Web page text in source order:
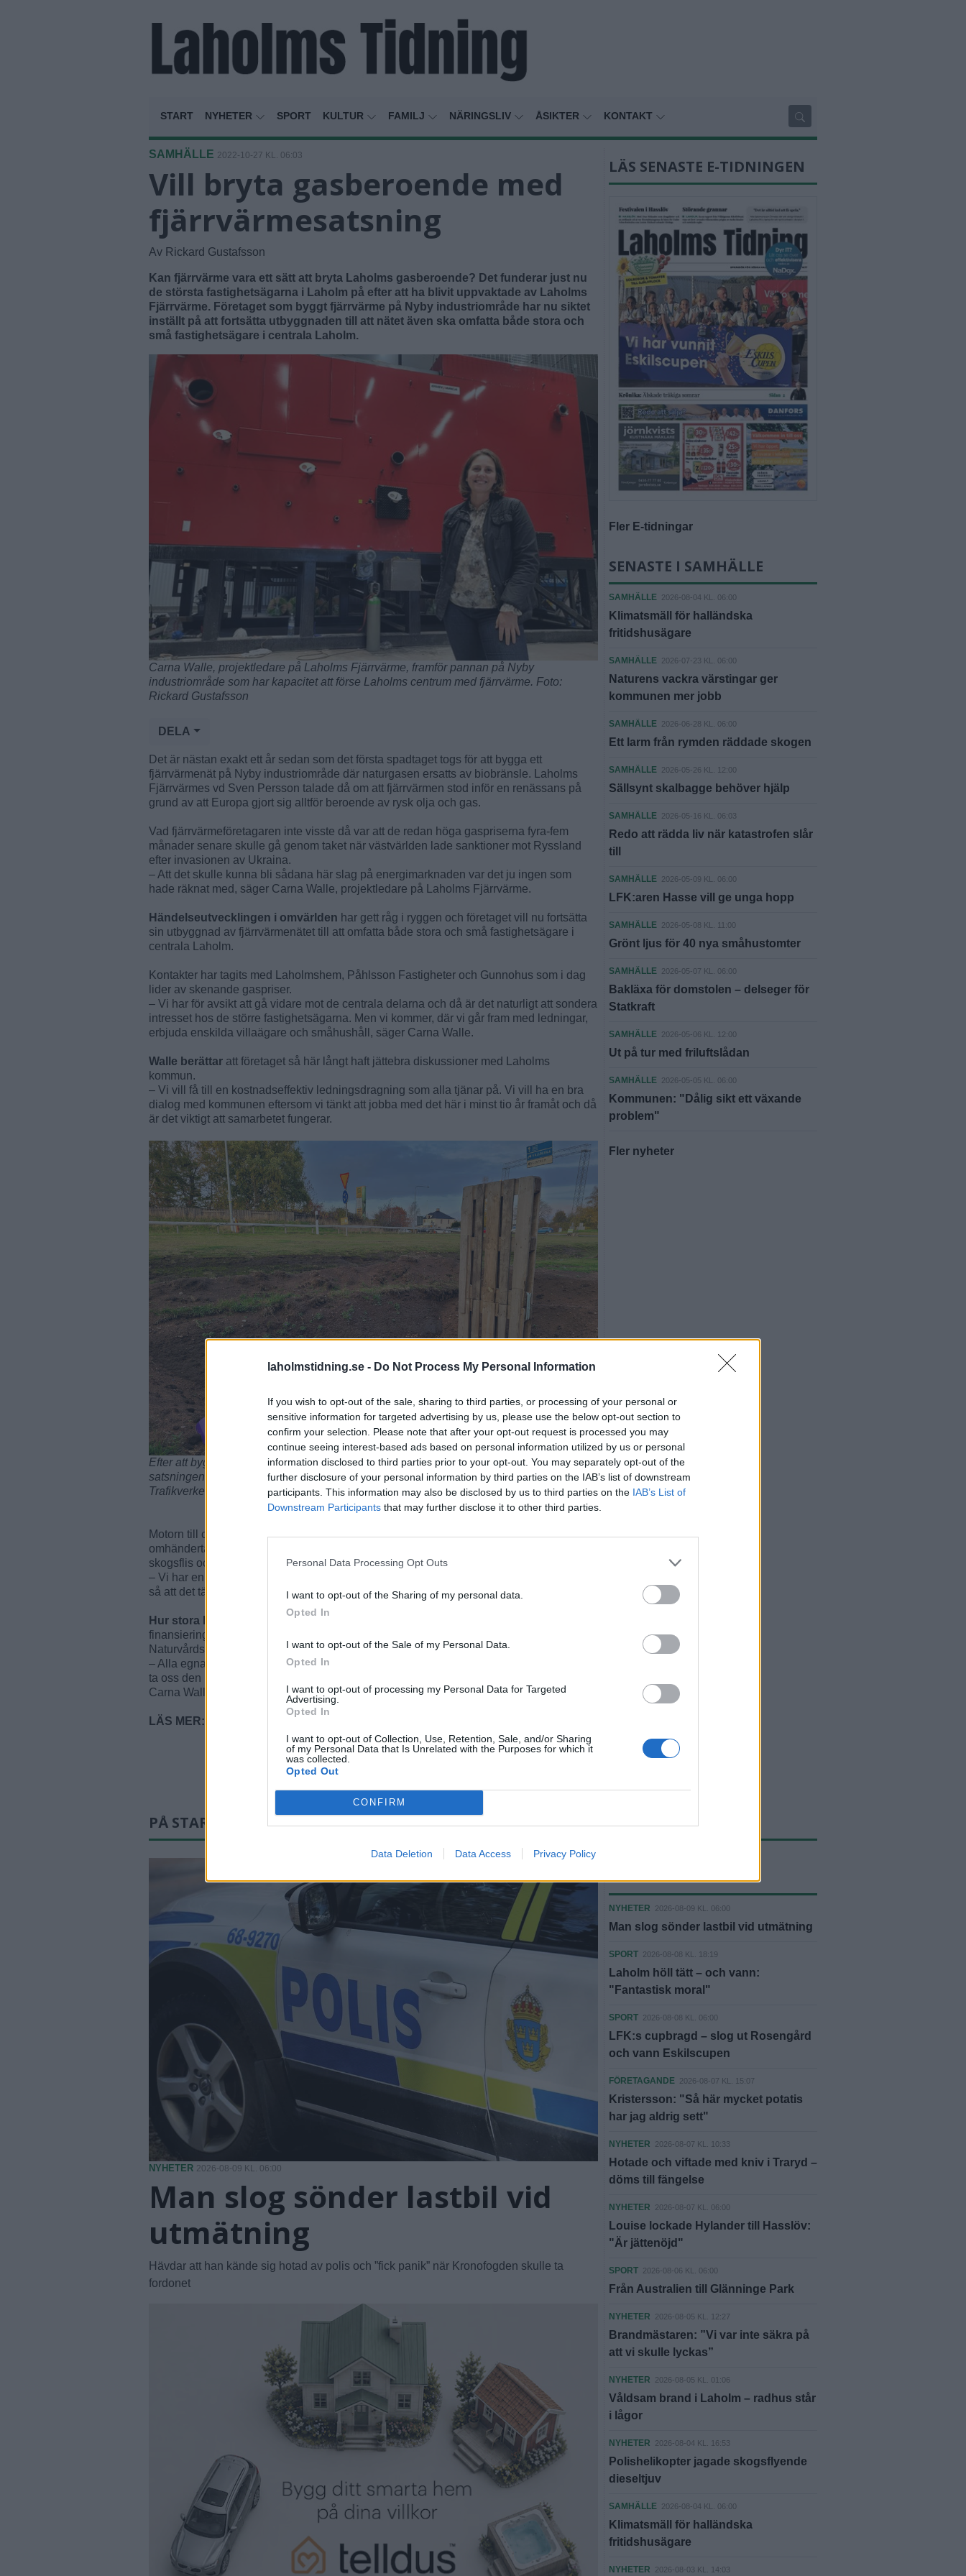
laholmstidning.se - Do Not Process My Personal Information
If you wish to opt-out of the sale, sharing to third parties, or processing of your personal or
sensitive information for targeted advertising by us, please use the below opt-out section to
confirm your selection. Please note that after your opt-out request is processed you may
continue seeing interest-based ads based on personal information utilized by us or personal
information disclosed to third parties prior to your opt-out. You may separately opt-out of the
further disclosure of your personal information by third parties on the IAB’s list of downstream
participants. This information may also be disclosed by us to third parties on the IAB’s List of
Downstream Participants that may further disclose it to other third parties.
Personal Data Processing Opt Outs
I want to opt-out of the Sharing of my personal data.
Opted In
I want to opt-out of the Sale of my Personal Data.
Opted In
I want to opt-out of processing my Personal Data for Targeted
Advertising.
Opted In
I want to opt-out of Collection, Use, Retention, Sale, and/or Sharing
of my Personal Data that Is Unrelated with the Purposes for which it
was collected.
Opted Out
CONFIRM
Data Deletion Data Access Privacy Policy
START NYHETER SPORT KULTUR FAMILJ NÄRINGSLIV ÅSIKTER KONTAKT
SAMHÄLLE 2022-10-27 KL. 06:03
Vill bryta gasberoende med
fjärrvärmesatsning
Av Rickard Gustafsson
Kan fjärrvärme vara ett sätt att bryta Laholms gasberoende? Det funderar just nu
de största fastighetsägarna i Laholm på efter att ha blivit uppvaktade av Laholms
Fjärrvärme. Företaget som byggt fjärrvärme på Nyby industriområde har nu siktet
inställt på att fortsätta utbyggnaden till att nätet även ska omfatta både stora och
små fastighetsägare i centrala Laholm.
Carna Walle, projektledare på Laholms Fjärrvärme, framför pannan på Nyby
industriområde som har kapacitet att förse Laholms centrum med fjärrvärme. Foto:
Rickard Gustafsson
DELA
Det är nästan exakt ett år sedan som det första spadtaget togs för att bygga ett
fjärrvärmenät på Nyby industriområde där naturgasen ersatts av biobränsle. Laholms
Fjärrvärmes vd Sven Persson talade då om att fjärrvärmen stod inför en renässans på
grund av att Europa gjort sig alltför beroende av rysk olja och gas.
Vad fjärrvärmeföretagaren inte visste då var att de redan höga gaspriserna fyra-fem
månader senare skulle gå genom taket när västvärlden lade sanktioner mot Ryssland
efter invasionen av Ukraina.
– Att det skulle kunna bli sådana här slag på energimarknaden var det ju ingen som
hade räknat med, säger Carna Walle, projektledare på Laholms Fjärrvärme.
Händelseutvecklingen i omvärlden har gett råg i ryggen och företaget vill nu fortsätta
sin utbyggnad av fjärrvärmenätet till att omfatta både stora och små fastighetsägare i
centrala Laholm.
Kontakter har tagits med Laholmshem, Påhlsson Fastigheter och Gunnohus som i dag
lider av skenande gaspriser.
– Vi har för avsikt att gå vidare mot de centrala delarna och då är det naturligt att sondera
intresset hos de större fastighetsägarna. Men vi kommer, där vi går fram med ledningar,
erbjuda enskilda villaägare och småhushåll, säger Carna Walle.
Walle berättar att företaget så här långt haft jättebra diskussioner med Laholms
kommun.
– Vi vill få till en kostnadseffektiv ledningsdragning som alla tjänar på. Vi vill ha en bra
dialog med kommunen eftersom vi tänkt att jobba med det här i minst tio år framåt och då
är det viktigt att samarbetet fungerar.
Efter att byggt fjärrvärme på Nyby industriområde vill Laholms Fjärrvärme expandera
satsningen ned mot Laholms centrum. Carna Walle berättar att man fått tillstånd av
Trafikverket att dra ledningar under riksväg 24. Foto: Rickard Gustafsson
Motorn till centrumprojektet är den nybyggda fjärrvärmeanläggningen på Nyby. Där
omhändertas företagens spillvärme men där eldas också biobränsle som exempelvis
skogsflis och träavfall.
– Vi har en enorm kapacitet och har förberett för att kunna installera ännu mer kapacitet
så att det täcker hela Laholms innerstad, säger Carna Walle.
Hur stora kostnaderna
är för projektet vill inte Walle gå in på men berättar att
finansieringen kommer ske dels genom egna medel, dels banklån samt bidrag från
Naturvårdsverket genom ”Klimatklivet”.
– Alla egna medel återinvesteras i verksamheten men det är enorma investeringar för att
ta oss den här sträckan och det är helt beroende på om vi får bidrag eller inte, säger
Carna Walle.
LÄS MER: ”Allt som kan sänka driftkostnaden är av intresse”
LÄS SENASTE E-TIDNINGEN
Fler E-tidningar
SENASTE I SAMHÄLLE
SAMHÄLLE 2026-08-04 KL. 06:00
Klimatsmäll för halländska
fritidshusägare
SAMHÄLLE 2026-07-23 KL. 06:00
Naturens vackra värstingar ger
kommunen mer jobb
SAMHÄLLE 2026-06-28 KL. 06:00
Ett larm från rymden räddade skogen
SAMHÄLLE 2026-05-26 KL. 12:00
Sällsynt skalbagge behöver hjälp
SAMHÄLLE 2026-05-16 KL. 06:03
Redo att rädda liv när katastrofen slår
till
SAMHÄLLE 2026-05-09 KL. 06:00
LFK:aren Hasse vill ge unga hopp
SAMHÄLLE 2026-05-08 KL. 11:00
Grönt ljus för 40 nya småhustomter
SAMHÄLLE 2026-05-07 KL. 06:00
Bakläxa för domstolen – delseger för
Statkraft
SAMHÄLLE 2026-05-06 KL. 12:00
Ut på tur med friluftslådan
SAMHÄLLE 2026-05-05 KL. 06:00
Kommunen: "Dålig sikt ett växande
problem"
Fler nyheter
PÅ STARTSIDAN JUST NU
NYHETER 2026-08-09 KL. 06:00
Man slog sönder lastbil vid
utmätning
Hävdar att han kände sig hotad av polis och ”fick panik” när Kronofogden skulle ta
fordonet
SENASTE NYTT
NYHETER 2026-08-09 KL. 06:00
Man slog sönder lastbil vid utmätning
SPORT 2026-08-08 KL. 18:19
Laholm höll tätt – och vann:
"Fantastisk moral"
SPORT 2026-08-08 KL. 06:00
LFK:s cupbragd – slog ut Rosengård
och vann Eskilscupen
FÖRETAGANDE 2026-08-07 KL. 15:07
Kristersson: "Så här mycket potatis
har jag aldrig sett"
NYHETER 2026-08-07 KL. 10:33
Hotade och viftade med kniv i Traryd –
döms till fängelse
NYHETER 2026-08-07 KL. 06:00
Louise lockade Hylander till Hasslöv:
"Är jättenöjd"
SPORT 2026-08-06 KL. 06:00
Från Australien till Glänninge Park
NYHETER 2026-08-05 KL. 12:27
Brandmästaren: ”Vi var inte säkra på
att vi skulle lyckas”
NYHETER 2026-08-05 KL. 01:06
Våldsam brand i Laholm – radhus står
i lågor
NYHETER 2026-08-04 KL. 16:53
Polishelikopter jagade skogsflyende
dieseltjuv
SAMHÄLLE 2026-08-04 KL. 06:00
Klimatsmäll för halländska
fritidshusägare
NYHETER 2026-08-03 KL. 14:03